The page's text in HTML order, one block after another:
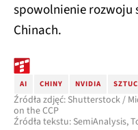
spowolnienie rozwoju
Chinach.
AI CHINY NVIDIA
Źródła zdjęć: Shutterstock /
on the CCP
Źródła tekstu: SemiAnalysis,